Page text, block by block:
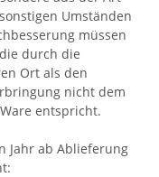
Umständen
müssen
durch die
Ort als den
nicht dem
entspricht.
Jahr ab Ablieferung